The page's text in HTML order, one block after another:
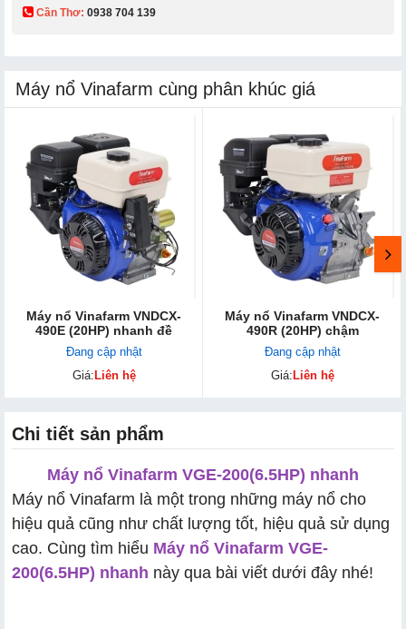
Cần Thơ: 0938 704 139​
Máy nổ Vinafarm cùng phân khúc giá
Máy nổ Vinafarm VNDCX-
490E (20HP) nhanh đề
Đang cập nhật
Giá: Liên hệ
Máy nổ Vinafarm VNDCX-
490R (20HP) chậm
Đang cập nhật
Giá: Liên hệ
Chi tiết sản phẩm
Máy nổ Vinafarm VGE-200(6.5HP) nhanh
Máy nổ Vinafarm là một trong những máy nổ cho
hiệu quả cũng như chất lượng tốt, hiệu quả sử dụng
cao. Cùng tìm hiểu Máy nổ Vinafarm VGE-
200(6.5HP) nhanh này qua bài viết dưới đây nhé!